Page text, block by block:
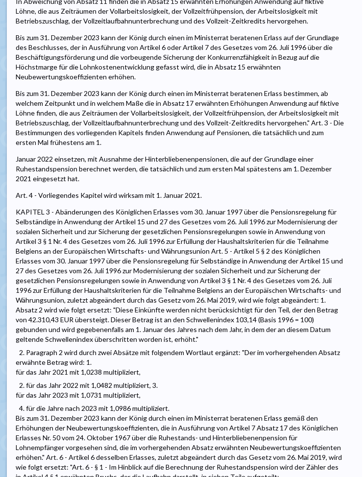
Löhne, die aus Zeiträumen der Vollarbeitslosigkeit, der Vollzeitfrühpension, der Arbeitslosigkeit mit
Betriebszuschlag, der Vollzeitlaufbahnunterbrechung und des Vollzeit-Zeitkredits hervorgehen.
Bis zum 31. Dezember 2023 kann der König durch einen im Ministerrat beratenen Erlass auf der Grundlage
des Beschlusses, der in Ausführung von Artikel 6 oder Artikel 7 des Gesetzes vom 26. Juli 1996 über die
Beschäftigungsförderung und die vorbeugende Sicherung der Konkurrenzfähigkeit in Bezug auf die
Höchstmarge für die Lohnkostenentwicklung gefasst wird, die in Absatz 15 erwähnten
Neubewertungskoeffizienten erhöhen.
Bis zum 31. Dezember 2023 kann der König durch einen im Ministerrat beratenen Erlass bestimmen, ab
welchem Zeitpunkt und in welchem Maße die in Absatz 17 erwähnten Erhöhungen Anwendung auf fiktive
Löhne finden, die aus Zeiträumen der Vollarbeitslosigkeit, der Vollzeitfrühpension, der Arbeitslosigkeit mit
Betriebszuschlag, der Vollzeitlaufbahnunterbrechung und des Vollzeit-Zeitkredits hervorgehen." Art. 3 - Die
Bestimmungen des vorliegenden Kapitels finden Anwendung auf Pensionen, die tatsächlich und zum
ersten Mal frühestens am 1.
Januar 2022 einsetzen, mit Ausnahme der Hinterbliebenenpensionen, die auf der Grundlage einer
Ruhestandspension berechnet werden, die tatsächlich und zum ersten Mal spätestens am 1. Dezember
2021 eingesetzt hat.
Art. 4 - Vorliegendes Kapitel wird wirksam mit 1. Januar 2021.
KAPITEL 3 - Abänderungen des Königlichen Erlasses vom 30. Januar 1997 über die Pensionsregelung für
Selbständige in Anwendung der Artikel 15 und 27 des Gesetzes vom 26. Juli 1996 zur Modernisierung der
sozialen Sicherheit und zur Sicherung der gesetzlichen Pensionsregelungen sowie in Anwendung von
Artikel 3 § 1 Nr. 4 des Gesetzes vom 26. Juli 1996 zur Erfüllung der Haushaltskriterien für die Teilnahme
Belgiens an der Europäischen Wirtschafts- und Währungsunion Art. 5 - Artikel 5 § 2 des Königlichen
Erlasses vom 30. Januar 1997 über die Pensionsregelung für Selbständige in Anwendung der Artikel 15 und
27 des Gesetzes vom 26. Juli 1996 zur Modernisierung der sozialen Sicherheit und zur Sicherung der
gesetzlichen Pensionsregelungen sowie in Anwendung von Artikel 3 § 1 Nr. 4 des Gesetzes vom 26. Juli
1996 zur Erfüllung der Haushaltskriterien für die Teilnahme Belgiens an der Europäischen Wirtschafts- und
Währungsunion, zuletzt abgeändert durch das Gesetz vom 26. Mai 2019, wird wie folgt abgeändert: 1.
Absatz 2 wird wie folgt ersetzt: "Diese Einkünfte werden nicht berücksichtigt für den Teil, der den Betrag
von 42.310,43 EUR übersteigt. Dieser Betrag ist an den Schwellenindex 103,14 (Basis 1996 = 100)
gebunden und wird gegebenenfalls am 1. Januar des Jahres nach dem Jahr, in dem der an diesem Datum
geltende Schwellenindex überschritten worden ist, erhöht."
2. Paragraph 2 wird durch zwei Absätze mit folgendem Wortlaut ergänzt: "Der im vorhergehenden Absatz
erwähnte Betrag wird: 1.
für das Jahr 2021 mit 1,0238 multipliziert,
2. für das Jahr 2022 mit 1,0482 multipliziert, 3.
für das Jahr 2023 mit 1,0731 multipliziert,
4. für die Jahre nach 2023 mit 1,0986 multipliziert.
Bis zum 31. Dezember 2023 kann der König durch einen im Ministerrat beratenen Erlass gemäß den
Erhöhungen der Neubewertungskoeffizienten, die in Ausführung von Artikel 7 Absatz 17 des Königlichen
Erlasses Nr. 50 vom 24. Oktober 1967 über die Ruhestands- und Hinterbliebenenpension für
Lohnempfänger vorgesehen sind, die im vorhergehenden Absatz erwähnten Neubewertungskoeffizienten
erhöhen." Art. 6 - Artikel 6 desselben Erlasses, zuletzt abgeändert durch das Gesetz vom 26. Mai 2019, wird
wie folgt ersetzt: "Art. 6 - § 1 - Im Hinblick auf die Berechnung der Ruhestandspension wird der Zähler des